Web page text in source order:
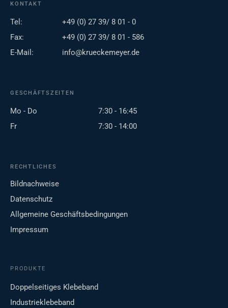
KONTAKT
Tel:
+49 (0) 27 39/ 8 01 - 0
Fax:
+49 (0) 27 39/ 8 01 - 586
E-Mail:
info@krueckemeyer.de
GESCHÄFTSZEITEN
Mo - Do
7:30 - 16:45
Fr
7:30 - 14:00
RECHTLICHES
Bildnachweise
Datenschutz
Allgemeine Geschäftsbedingungen
Impressum
PRODUKTE
Doppelseitiges Klebeband
Industrieklebeband